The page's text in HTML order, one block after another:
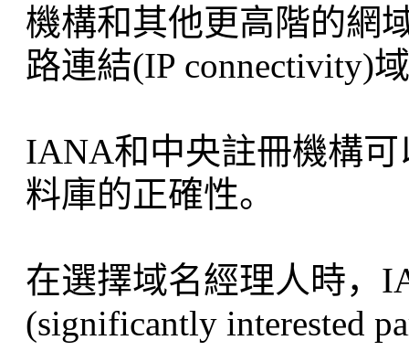
機構和其他更高階的網
路連結(IP connectivity)
IANA和中央註冊機構
料庫的正確性。
在選擇域名經理人時，
(significantly interested